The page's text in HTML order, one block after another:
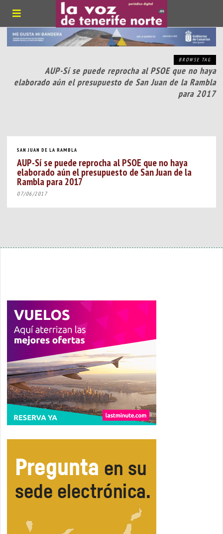
BROWSE TAG
AUP-Sí se puede reprocha al PSOE que no haya
elaborado aún el presupuesto de San Juan de la Rambla
para 2017
SAN JUAN DE LA RAMBLA
AUP-Sí se puede reprocha al PSOE que no haya
elaborado aún el presupuesto de San Juan de la
Rambla para 2017
07/06/2017